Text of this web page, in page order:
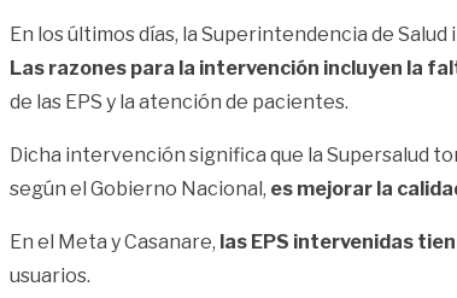
En los últimos días, la Superintendencia de Salud
Las razones para la intervención incluyen la
de las EPS y la atención de pacientes.
Dicha intervención significa que la Supersalud
según el Gobierno Nacional, es mejorar la
En el Meta y Casanare, las EPS intervenidas
usuarios.